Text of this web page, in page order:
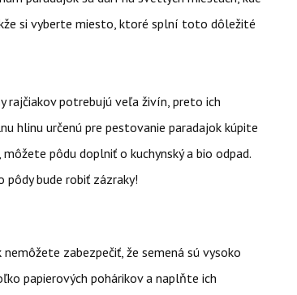
si vyberte miesto, ktoré splní toto dôležité
rajčiakov potrebujú veľa živín, preto ich
hlinu určenú pre pestovanie paradajok kúpite
pôdu doplniť o kuchynský a bio odpad.
pôdy bude robiť zázraky!
zabezpečiť, že semená sú vysoko
papierových pohárikov a naplňte ich